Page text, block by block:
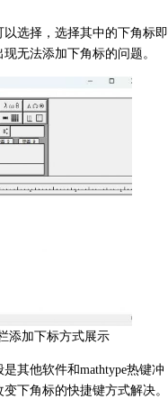
选择，选择其中的下角标即
无法添加下角标的问题。
添加下标方式展示
其他软件和mathtype热键冲
下角标的快捷键方式解决。